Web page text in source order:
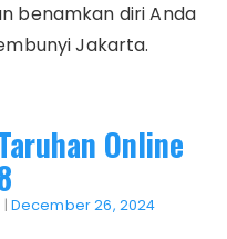
benamkan diri Anda
Jakarta.
Online
| December 26, 2024